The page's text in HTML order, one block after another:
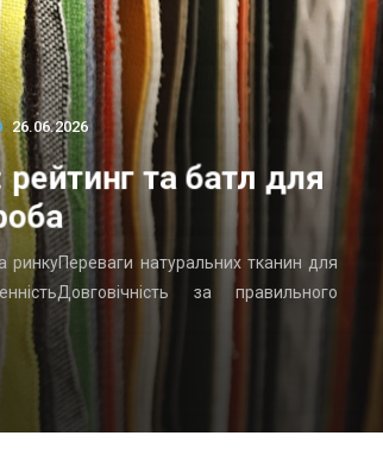
26.06.2026
та батл для
ринкуПереваги натуральних тканин для
за правильного